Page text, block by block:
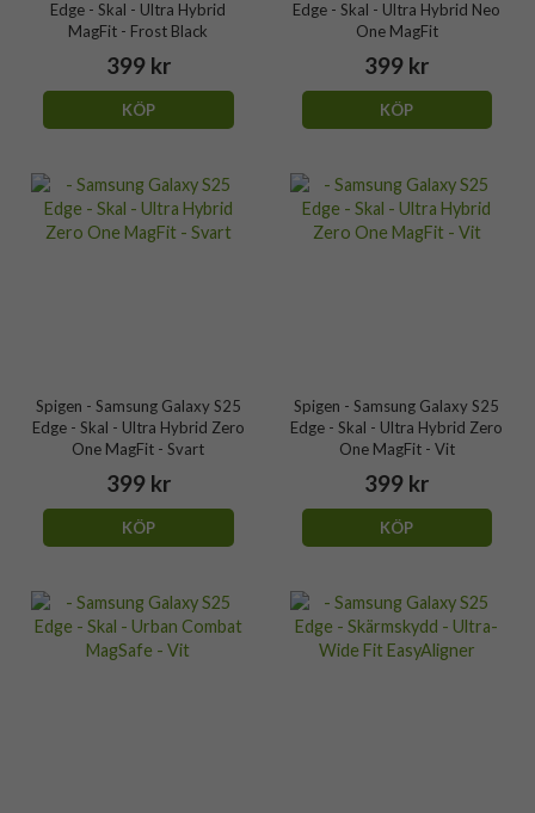
Edge - Skal - Ultra Hybrid
MagFit - Frost Black
399 kr
KÖP
Edge - Skal - Ultra Hybrid Neo
One MagFit
399 kr
KÖP
Spigen - Samsung Galaxy S25
Edge - Skal - Ultra Hybrid Zero
One MagFit - Svart
399 kr
KÖP
Spigen - Samsung Galaxy S25
Edge - Skal - Ultra Hybrid Zero
One MagFit - Vit
399 kr
KÖP